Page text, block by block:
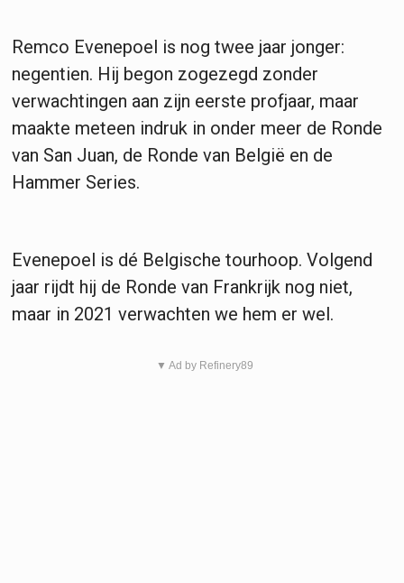
Remco Evenepoel is nog twee jaar jonger:
negentien. Hij begon zogezegd zonder
verwachtingen aan zijn eerste profjaar, maar
maakte meteen indruk in onder meer de Ronde
van San Juan, de Ronde van België en de
Hammer Series.
Evenepoel is dé Belgische tourhoop. Volgend
jaar rijdt hij de Ronde van Frankrijk nog niet,
maar in 2021 verwachten we hem er wel.
▼ Ad by Refinery89